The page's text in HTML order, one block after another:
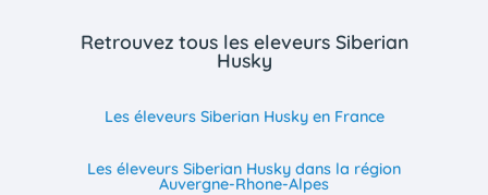
Retrouvez tous les eleveurs Siberian
Husky
Les éleveurs Siberian Husky en France
Les éleveurs Siberian Husky dans la région
Auvergne-Rhone-Alpes